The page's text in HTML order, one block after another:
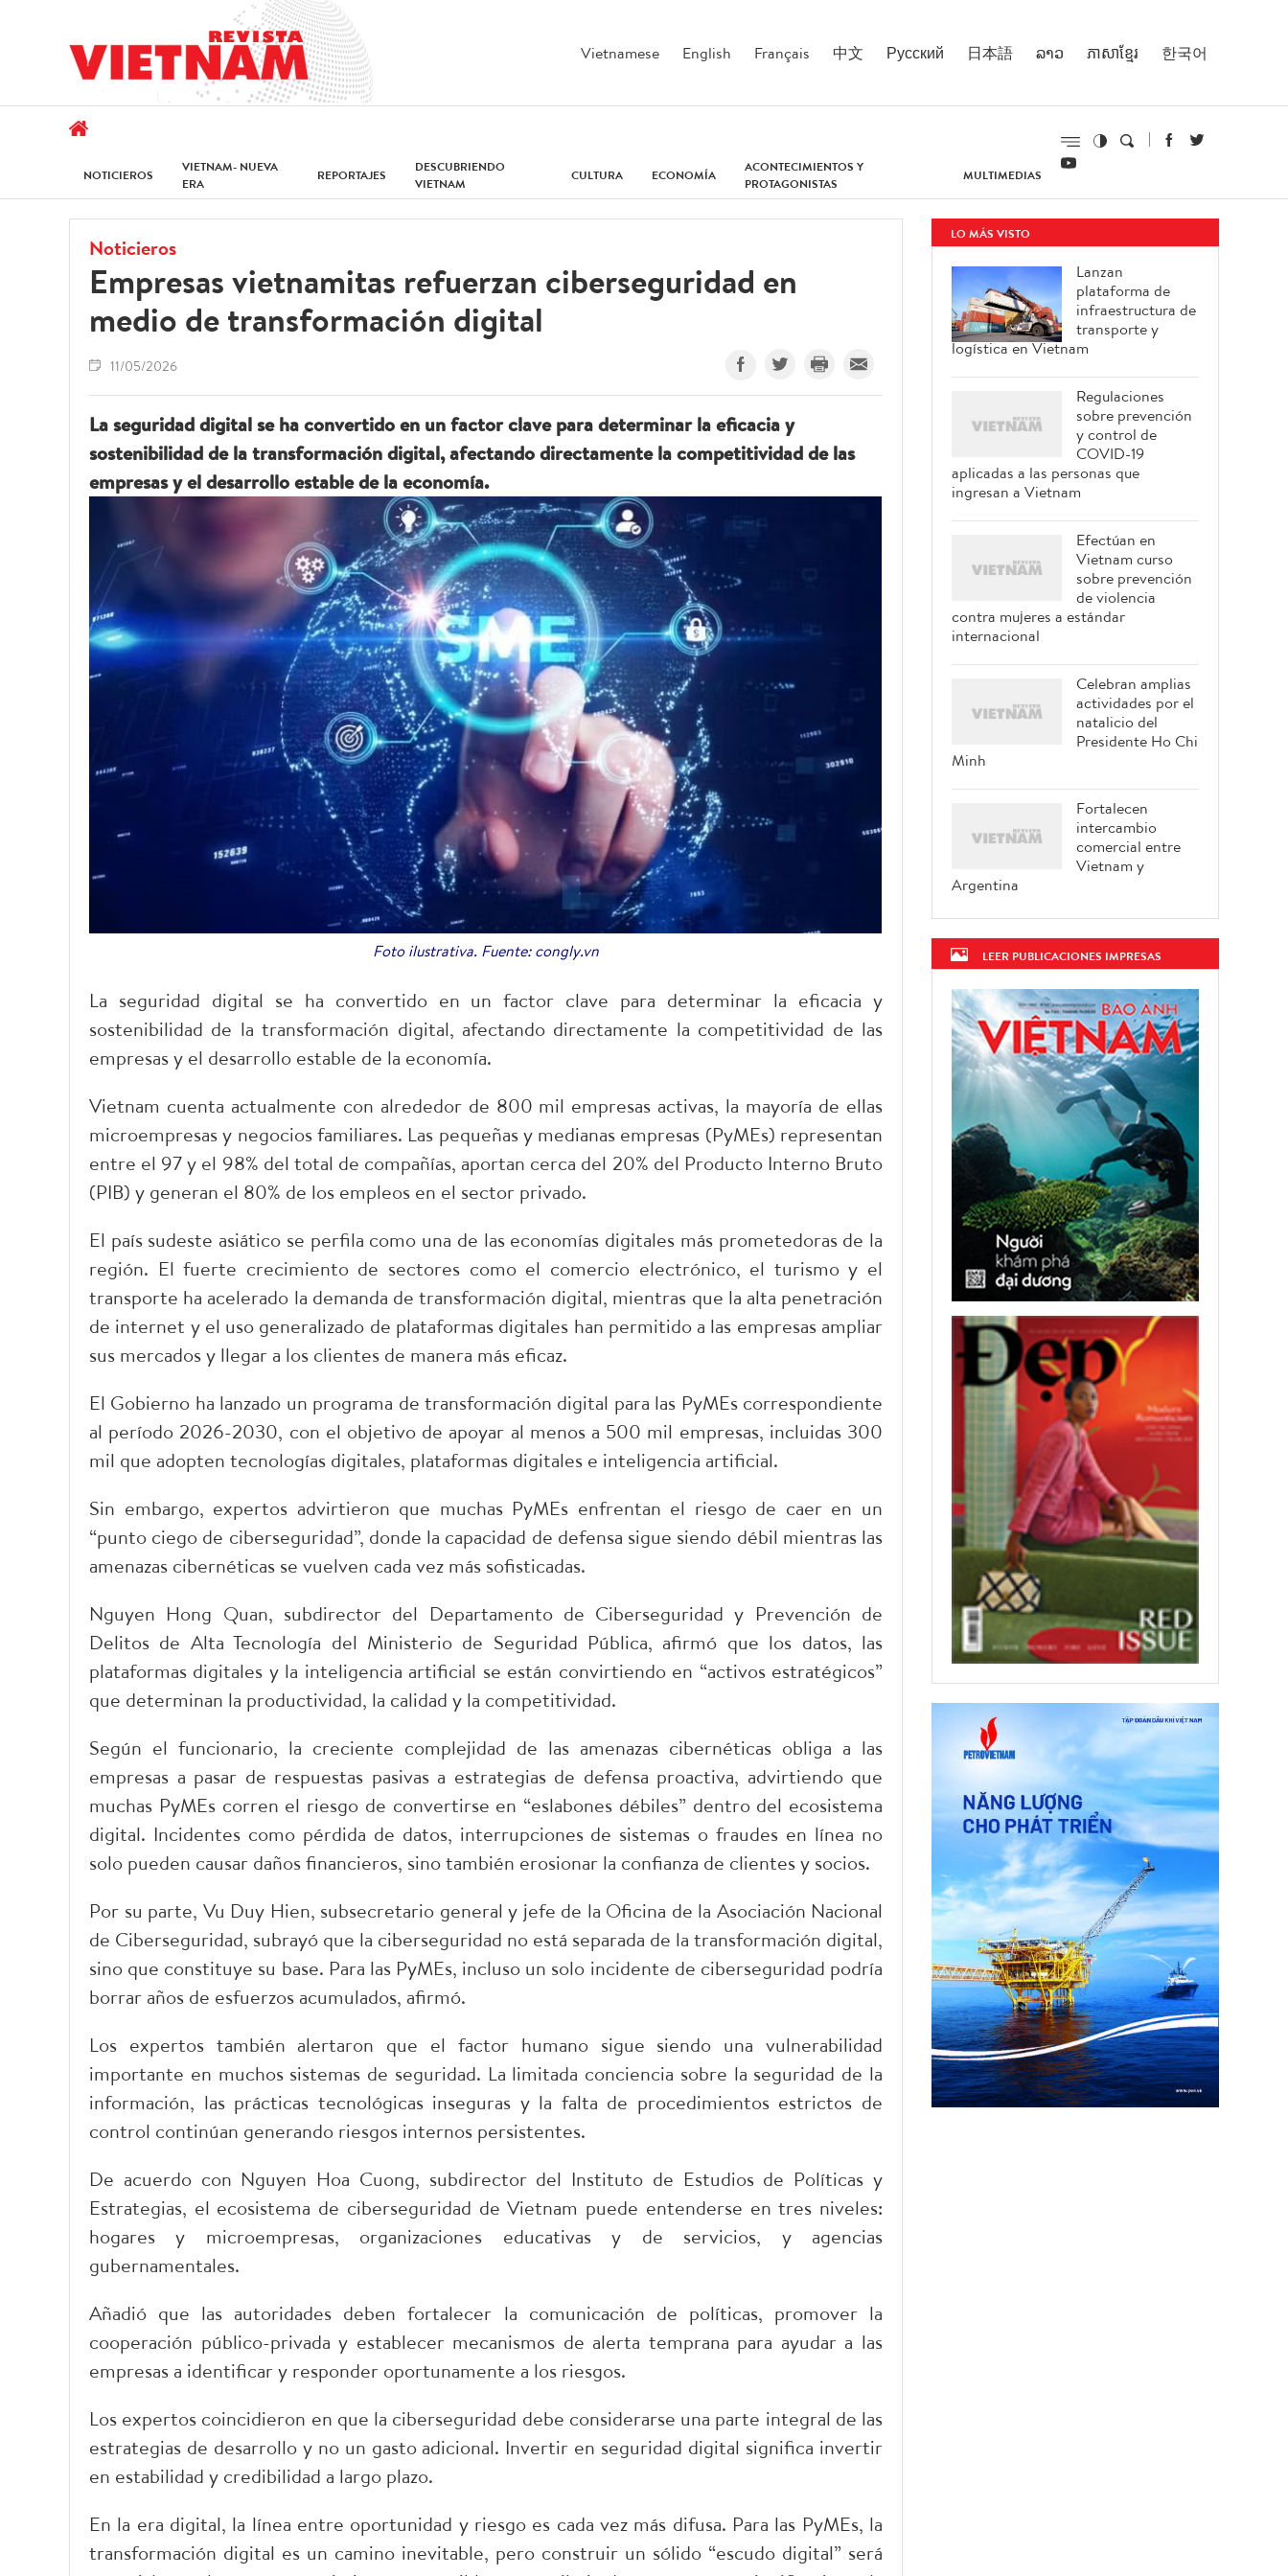
Vietnamese English Français 中文 Русский 日本語 ລາວ ភាសាខ្មែរ 한국어
NOTICIEROS
VIETNAM- NUEVA
ERA
REPORTAJES
DESCUBRIENDO
VIETNAM
CULTURA ECONOMÍA
ACONTECIMIENTOS Y
PROTAGONISTAS
MULTIMEDIAS
Noticieros
Empresas vietnamitas refuerzan ciberseguridad en
medio de transformación digital
11/05/2026
La seguridad digital se ha convertido en un factor clave para determinar la eficacia y
sostenibilidad de la transformación digital, afectando directamente la competitividad de las
empresas y el desarrollo estable de la economía.
Foto ilustrativa. Fuente: congly.vn
La seguridad digital se ha convertido en un factor clave para determinar la eficacia y
sostenibilidad de la transformación digital, afectando directamente la competitividad de las
empresas y el desarrollo estable de la economía.​
Vietnam cuenta actualmente con alrededor de 800 mil empresas activas, la mayoría de ellas
microempresas y negocios familiares. Las pequeñas y medianas empresas (PyMEs) representan
entre el 97 y el 98% del total de compañías, aportan cerca del 20% del Producto Interno Bruto
(PIB) y generan el 80% de los empleos en el sector privado.​
El país sudeste asiático se perfila como una de las economías digitales más prometedoras de la
región. El fuerte crecimiento de sectores como el comercio electrónico, el turismo y el
transporte ha acelerado la demanda de transformación digital, mientras que la alta penetración
de internet y el uso generalizado de plataformas digitales han permitido a las empresas ampliar
sus mercados y llegar a los clientes de manera más eficaz.​
El Gobierno ha lanzado un programa de transformación digital para las PyMEs correspondiente
al período 2026-2030, con el objetivo de apoyar al menos a 500 mil empresas, incluidas 300
mil que adopten tecnologías digitales, plataformas digitales e inteligencia artificial.​
Sin embargo, expertos advirtieron que muchas PyMEs enfrentan el riesgo de caer en un
“punto ciego de ciberseguridad”, donde la capacidad de defensa sigue siendo débil mientras las
amenazas cibernéticas se vuelven cada vez más sofisticadas.​
Nguyen Hong Quan, subdirector del Departamento de Ciberseguridad y Prevención de
Delitos de Alta Tecnología del Ministerio de Seguridad Pública, afirmó que los datos, las
plataformas digitales y la inteligencia artificial se están convirtiendo en “activos estratégicos”
que determinan la productividad, la calidad y la competitividad.​
Según el funcionario, la creciente complejidad de las amenazas cibernéticas obliga a las
empresas a pasar de respuestas pasivas a estrategias de defensa proactiva, advirtiendo que
muchas PyMEs corren el riesgo de convertirse en “eslabones débiles” dentro del ecosistema
digital. Incidentes como pérdida de datos, interrupciones de sistemas o fraudes en línea no
solo pueden causar daños financieros, sino también erosionar la confianza de clientes y socios.​
Por su parte, Vu Duy Hien, subsecretario general y jefe de la Oficina de la Asociación Nacional
de Ciberseguridad, subrayó que la ciberseguridad no está separada de la transformación digital,
sino que constituye su base. Para las PyMEs, incluso un solo incidente de ciberseguridad podría
borrar años de esfuerzos acumulados, afirmó.​
Los expertos también alertaron que el factor humano sigue siendo una vulnerabilidad
importante en muchos sistemas de seguridad. La limitada conciencia sobre la seguridad de la
información, las prácticas tecnológicas inseguras y la falta de procedimientos estrictos de
control continúan generando riesgos internos persistentes.​
De acuerdo con Nguyen Hoa Cuong, subdirector del Instituto de Estudios de Políticas y
Estrategias, el ecosistema de ciberseguridad de Vietnam puede entenderse en tres niveles:
hogares y microempresas, organizaciones educativas y de servicios, y agencias
gubernamentales.​
Añadió que las autoridades deben fortalecer la comunicación de políticas, promover la
cooperación público-privada y establecer mecanismos de alerta temprana para ayudar a las
empresas a identificar y responder oportunamente a los riesgos.​
Los expertos coincidieron en que la ciberseguridad debe considerarse una parte integral de las
estrategias de desarrollo y no un gasto adicional. Invertir en seguridad digital significa invertir
en estabilidad y credibilidad a largo plazo.​
En la era digital, la línea entre oportunidad y riesgo es cada vez más difusa. Para las PyMEs, la
transformación digital es un camino inevitable, pero construir un sólido “escudo digital” será
LO MÁS VISTO
Lanzan
plataforma de
infraestructura de
transporte y
logística en Vietnam
Regulaciones
sobre prevención
y control de
COVID-19
aplicadas a las personas que
ingresan a Vietnam
Efectúan en
Vietnam curso
sobre prevención
de violencia
contra mujeres a estándar
internacional
Celebran amplias
actividades por el
natalicio del
Presidente Ho Chi
Minh
Fortalecen
intercambio
comercial entre
Vietnam y
Argentina
LEER PUBLICACIONES IMPRESAS